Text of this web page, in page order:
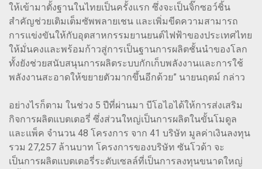
ให้เข้ามาตั้งฐานในไทยเป็นครั้งแรก ซึ่งจะเป็นจิ๊กซอว์ชิ้น
สำคัญช่วยเติมเต็มซัพพลายเชน และเพิ่มขีดความสามารถ
การแข่งขันให้กับอุตสาหกรรมยานยนต์ไฟฟ้าของประเทศไทย
ให้มั่นคงและพร้อมก้าวสู่การเป็นฐานการผลิตชั้นนำของโลก
ทั้งยังช่วยสนับสนุนการผลิตระบบกักเก็บพลังงานและการใช้
พลังงานสะอาดให้ขยายตัวมากขึ้นอีกด้วย” นายนฤตม์ กล่าว
อย่างไรก็ตาม ในช่วง 5 ปีที่ผ่านมา บีโอไอได้ให้การส่งเสริม
กิจการผลิตแบตเตอรี่ ซึ่งส่วนใหญ่เป็นการผลิตในขั้นโมดูล
และแพ็ค จำนวน 48 โครงการ จาก 41 บริษัท มูลค่าเงินลงทุน
รวม 27,257 ล้านบาท โครงการของบริษัท ซันโวด้า จะ
เป็นการผลิตแบตเตอรี่ระดับเซลล์ที่เป็นการลงทุนขนาดใหญ่